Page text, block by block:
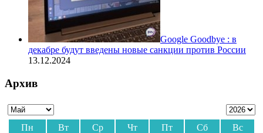
Google Goodbye : в
декабре будут введены новые санкции против России
13.12.2024
Архив
Пн Вт Ср Чт Пт Сб
Вс